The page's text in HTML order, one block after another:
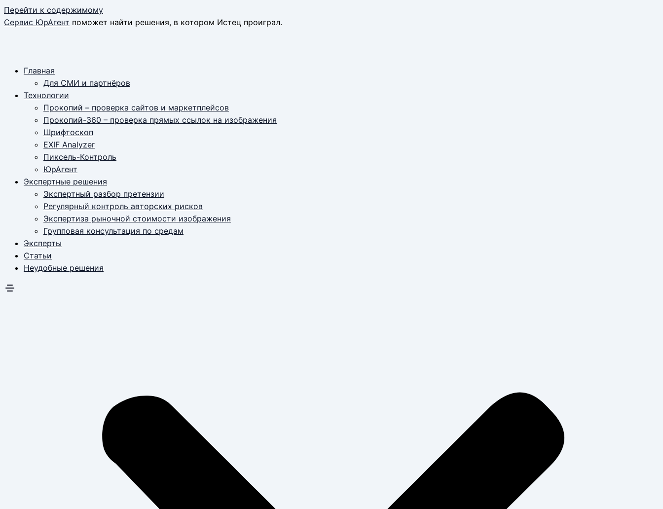
Перейти к содержимому
Сервис ЮрАгент поможет найти решения, в котором Истец проиграл.
Главная
Для СМИ и партнёров
Технологии
Прокопий – проверка сайтов и маркетплейсов
Прокопий-360 – проверка прямых ссылок на изображения
Шрифтоскоп
EXIF Analyzer
Пиксель-Контроль
ЮрАгент
Экспертные решения
Экспертный разбор претензии
Регулярный контроль авторских рисков
Экспертиза рыночной стоимости изображения
Групповая консультация по средам
Эксперты
Статьи
Неудобные решения